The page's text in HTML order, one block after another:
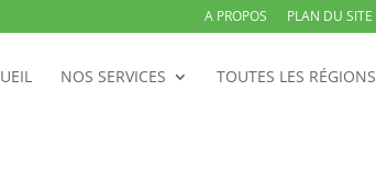
A PROPOS PLAN DU SITE
NOS SERVICES TOUTES LES RÉGIONS